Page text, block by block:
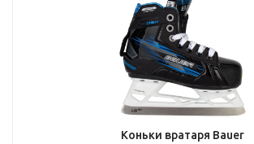
Коньки вратаря Bauer